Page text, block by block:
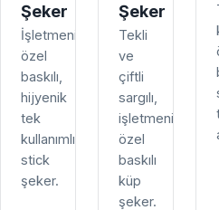
Şeker
İşletmenize
özel
baskılı,
hijyenik
tek
kullanımlık
stick
şeker.
Şeker
Tekli
ve
çiftli
sargılı,
işletmenize
özel
baskılı
küp
şeker.